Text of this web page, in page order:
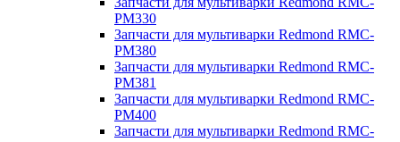
PM330
Запчасти для мультиварки Redmond RMC-
PM380
Запчасти для мультиварки Redmond RMC-
PM381
Запчасти для мультиварки Redmond RMC-
PM400
Запчасти для мультиварки Redmond RMC-